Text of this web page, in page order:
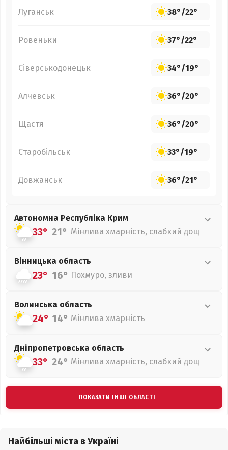
Луганськ 38°/22°
Ровеньки 37°/22°
Сіверськодонецьк 34°/19°
Алчевськ 36°/20°
Щастя 36°/20°
Старобільськ 33°/19°
Довжанськ 36°/21°
Автономна Республіка Крим
33° 21° Мінлива хмарність, слабкий дощ
Вінницька область
23° 16° Похмуро, зливи
Волинська область
24° 14° Мінлива хмарність
Дніпропетровська область
33° 24° Мінлива хмарність, слабкий дощ
ПОКАЗАТИ ІНШІ ОБЛАСТІ
Найбільші міста в Україні